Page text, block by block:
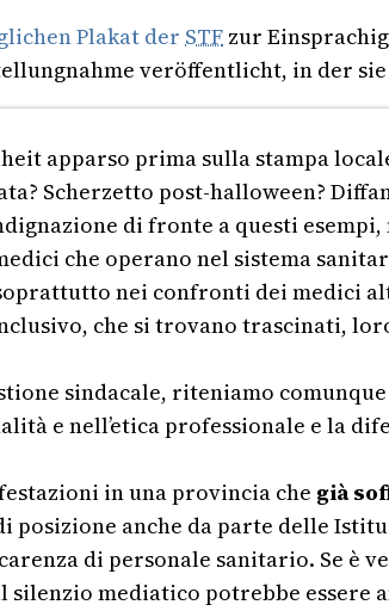
Plakat der STF zur
veröffentlicht, in der sie
apparso prima sulla stampa
Scherzetto post-halloween?
di fronte a questi
che operano nel sistema
nei confronti dei medici
che si trovano trascinati,
sindacale, riteniamo
e nell’etica professionale e la
in una provincia che già
posizione anche da parte delle
di personale sanitario. Se è
mediatico potrebbe essere